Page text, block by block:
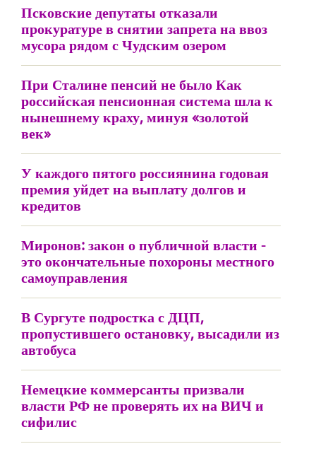
Псковские депутаты отказали
прокуратуре в снятии запрета на ввоз
мусора рядом с Чудским озером
При Сталине пенсий не было Как
российская пенсионная система шла к
нынешнему краху, минуя «золотой
век»
У каждого пятого россиянина годовая
премия уйдет на выплату долгов и
кредитов
Миронов: закон о публичной власти -
это окончательные похороны местного
самоуправления
В Сургуте подростка с ДЦП,
пропустившего остановку, высадили из
автобуса
Немецкие коммерсанты призвали
власти РФ не проверять их на ВИЧ и
сифилис